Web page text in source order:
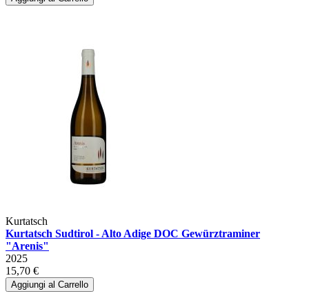
Kurtatsch
Kurtatsch Sudtirol - Alto Adige DOC Gewürztraminer
"Arenis"
2025
15,70 €
Aggiungi al Carrello